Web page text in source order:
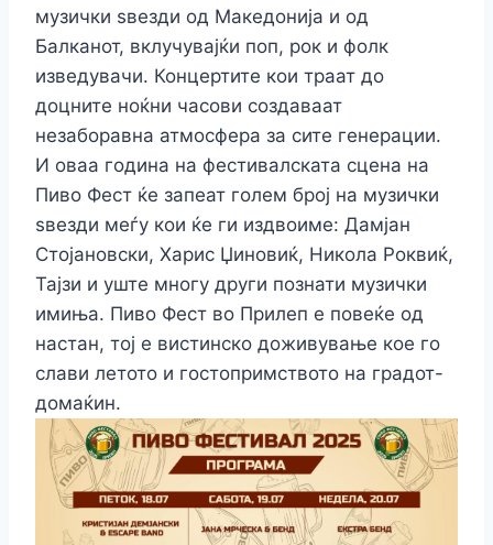
музички ѕвезди од Македонија и од
Балканот, вклучувајќи поп, рок и фолк
изведувачи. Концертите кои траат до
доцните ноќни часови создаваат
незаборавна атмосфера за сите генерации.
И оваа година на фестивалската сцена на
Пиво Фест ќе запеат голем број на музички
ѕвезди меѓу кои ќе ги издвоиме: Дамјан
Стојановски, Харис Џиновиќ, Никола Роквиќ,
Тајзи и уште многу други познати музички
имиња. Пиво Фест во Прилеп е повеќе од
настан, тој е вистинско доживување кое го
слави летото и гостопримството на градот-
домаќин.